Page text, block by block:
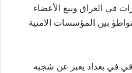
في العراق وبيع الأعضاء
بين المؤسسات الامنية
في بغداد يعبر عن شجبه